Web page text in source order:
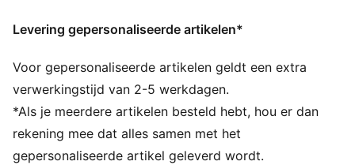
Levering gepersonaliseerde artikelen*
Voor gepersonaliseerde artikelen geldt een extra
verwerkingstijd van 2-5 werkdagen.
*Als je meerdere artikelen besteld hebt, hou er dan
rekening mee dat alles samen met het
gepersonaliseerde artikel geleverd wordt.